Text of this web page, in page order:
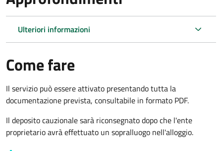
Ulteriori informazioni
Come fare
Il servizio può essere attivato presentando tutta la
documentazione prevista, consultabile in formato PDF.
Il deposito cauzionale sarà riconsegnato dopo che l'ente
proprietario avrà effettuato un sopralluogo nell'alloggio.